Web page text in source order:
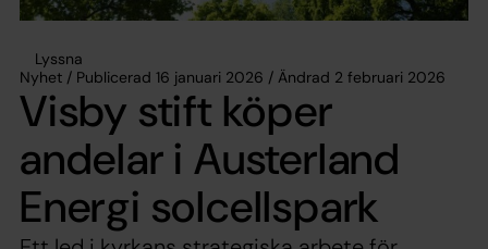
Lyssna
Nyhet / Publicerad 16 januari 2026 / Ändrad 2 februari 2026
Visby stift köper
andelar i Austerland
Energi solcellspark